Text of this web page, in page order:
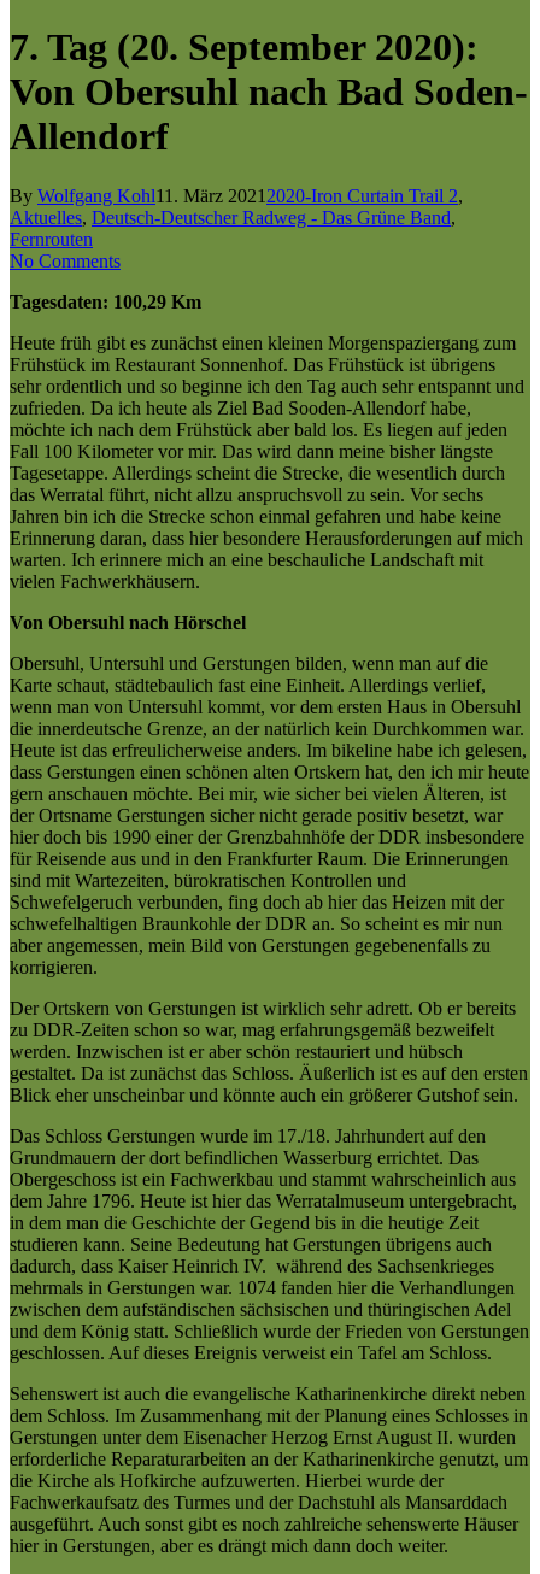
7. Tag (20. September 2020):
Von Obersuhl nach Bad Soden-
Allendorf
By Wolfgang Kohl11. März 2021 2020-Iron Curtain Trail 2,
Aktuelles, Deutsch-Deutscher Radweg - Das Grüne Band,
Fernrouten
No Comments
Tagesdaten: 100,29 Km
Heute früh gibt es zunächst einen kleinen Morgenspaziergang zum
Frühstück im Restaurant Sonnenhof. Das Frühstück ist übrigens
sehr ordentlich und so beginne ich den Tag auch sehr entspannt und
zufrieden. Da ich heute als Ziel Bad Sooden-Allendorf habe,
möchte ich nach dem Frühstück aber bald los. Es liegen auf jeden
Fall 100 Kilometer vor mir. Das wird dann meine bisher längste
Tagesetappe. Allerdings scheint die Strecke, die wesentlich durch
das Werratal führt, nicht allzu anspruchsvoll zu sein. Vor sechs
Jahren bin ich die Strecke schon einmal gefahren und habe keine
Erinnerung daran, dass hier besondere Herausforderungen auf mich
warten. Ich erinnere mich an eine beschauliche Landschaft mit
vielen Fachwerkhäusern.
Von Obersuhl nach Hörschel
Obersuhl, Untersuhl und Gerstungen bilden, wenn man auf die
Karte schaut, städtebaulich fast eine Einheit. Allerdings verlief,
wenn man von Untersuhl kommt, vor dem ersten Haus in Obersuhl
die innerdeutsche Grenze, an der natürlich kein Durchkommen war.
Heute ist das erfreulicherweise anders. Im bikeline habe ich gelesen,
dass Gerstungen einen schönen alten Ortskern hat, den ich mir heute
gern anschauen möchte. Bei mir, wie sicher bei vielen Älteren, ist
der Ortsname Gerstungen sicher nicht gerade positiv besetzt, war
hier doch bis 1990 einer der Grenzbahnhöfe der DDR insbesondere
für Reisende aus und in den Frankfurter Raum. Die Erinnerungen
sind mit Wartezeiten, bürokratischen Kontrollen und
Schwefelgeruch verbunden, fing doch ab hier das Heizen mit der
schwefelhaltigen Braunkohle der DDR an. So scheint es mir nun
aber angemessen, mein Bild von Gerstungen gegebenenfalls zu
korrigieren.
Der Ortskern von Gerstungen ist wirklich sehr adrett. Ob er bereits
zu DDR-Zeiten schon so war, mag erfahrungsgemäß bezweifelt
werden. Inzwischen ist er aber schön restauriert und hübsch
gestaltet. Da ist zunächst das Schloss. Äußerlich ist es auf den ersten
Blick eher unscheinbar und könnte auch ein größerer Gutshof sein.
Das Schloss Gerstungen wurde im 17./18. Jahrhundert auf den
Grundmauern der dort befindlichen Wasserburg errichtet. Das
Obergeschoss ist ein Fachwerkbau und stammt wahrscheinlich aus
dem Jahre 1796. Heute ist hier das Werratalmuseum untergebracht,
in dem man die Geschichte der Gegend bis in die heutige Zeit
studieren kann. Seine Bedeutung hat Gerstungen übrigens auch
dadurch, dass Kaiser Heinrich IV. während des Sachsenkrieges
mehrmals in Gerstungen war. 1074 fanden hier die Verhandlungen
zwischen dem aufständischen sächsischen und thüringischen Adel
und dem König statt. Schließlich wurde der Frieden von Gerstungen
geschlossen. Auf dieses Ereignis verweist ein Tafel am Schloss.
Sehenswert ist auch die evangelische Katharinenkirche direkt neben
dem Schloss. Im Zusammenhang mit der Planung eines Schlosses in
Gerstungen unter dem Eisenacher Herzog Ernst August II. wurden
erforderliche Reparaturarbeiten an der Katharinenkirche genutzt, um
die Kirche als Hofkirche aufzuwerten. Hierbei wurde der
Fachwerkaufsatz des Turmes und der Dachstuhl als Mansarddach
ausgeführt. Auch sonst gibt es noch zahlreiche sehenswerte Häuser
hier in Gerstungen, aber es drängt mich dann doch weiter.